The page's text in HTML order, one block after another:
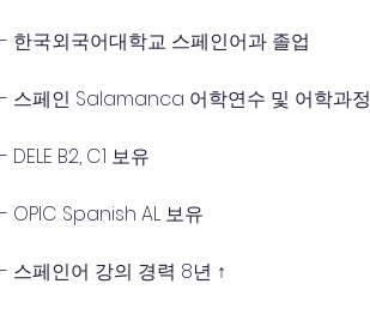
- 한국외국어대학교 스페인어과 졸업
- 스페인 Salamanca 어학연수 및 어학과정
- DELE B2, C1 보유
- OPIC Spanish AL 보유
- 스페인어 강의 경력 8년 ↑